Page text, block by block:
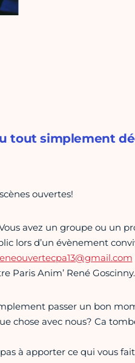
tout simplement
ouvertes!
avez un groupe ou un
lors d’un évènement
Paris Anim’ René Goscinny.
passer un bon
chose avec nous? Ca
à apporter ce qui vous